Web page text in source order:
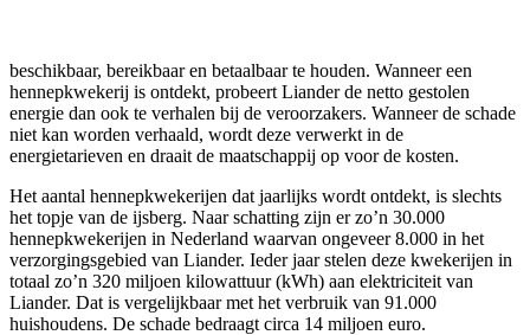
beschikbaar, bereikbaar en betaalbaar te houden. Wanneer een
hennepkwekerij is ontdekt, probeert Liander de netto gestolen
energie dan ook te verhalen bij de veroorzakers. Wanneer de schade
niet kan worden verhaald, wordt deze verwerkt in de
energietarieven en draait de maatschappij op voor de kosten.
Het aantal hennepkwekerijen dat jaarlijks wordt ontdekt, is slechts
het topje van de ijsberg. Naar schatting zijn er zo’n 30.000
hennepkwekerijen in Nederland waarvan ongeveer 8.000 in het
verzorgingsgebied van Liander. Ieder jaar stelen deze kwekerijen in
totaal zo’n 320 miljoen kilowattuur (kWh) aan elektriciteit van
Liander. Dat is vergelijkbaar met het verbruik van 91.000
huishoudens. De schade bedraagt circa 14 miljoen euro.